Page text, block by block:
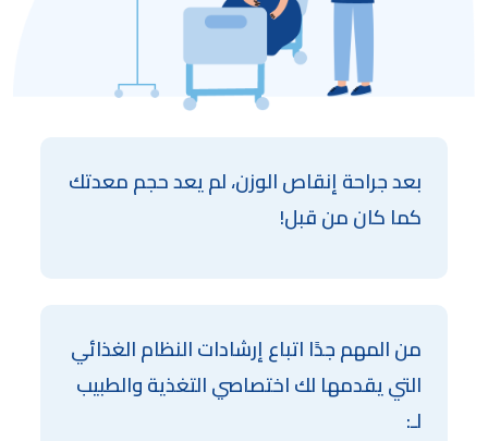
بعد جراحة إنقاص الوزن، لم يعد حجم معدتك
كما كان من قبل!
من المهم جدًا اتباع إرشادات النظام الغذائي
التي يقدمها لك اختصاصي التغذية والطبيب
لـ: